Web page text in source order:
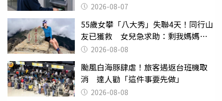
2026-08-07
55歲女攀「八大秀」失聯4天！同行山
友已獲救 女兒急求助：剩我媽媽還
沒找到
2026-08-08
颱風白海豚肆虐！旅客遇返台班機取
消 達人勸「這件事要先做」
2026-08-08